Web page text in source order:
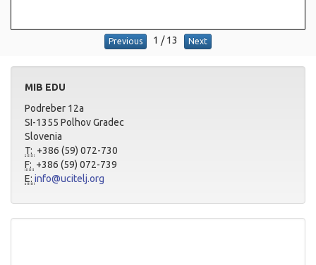
Previous 1 /13 Next
MIB EDU
Podreber 12a
SI-1355 Polhov Gradec
Slovenia
T: +386 (59) 072-730
F: +386 (59) 072-739
E: info@ucitelj.org